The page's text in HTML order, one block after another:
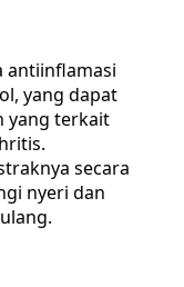
antiinflamasi
yang dapat
yang terkait
secara
nyeri dan